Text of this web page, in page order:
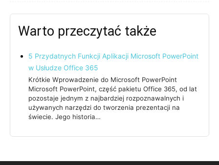
Warto przeczytać także
5 Przydatnych Funkcji Aplikacji Microsoft PowerPoint
w Usłudze Office 365
Krótkie Wprowadzenie do Microsoft PowerPoint
Microsoft PowerPoint, część pakietu Office 365, od lat
pozostaje jednym z najbardziej rozpoznawalnych i
używanych narzędzi do tworzenia prezentacji na
świecie. Jego historia…